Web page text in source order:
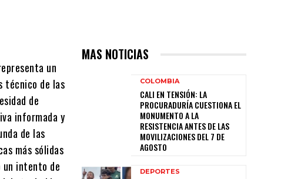
un
técnico de las
de
informada y
de las
más sólidas
un intento de
MAS NOTICIAS
COLOMBIA
CALI EN TENSIÓN: LA
PROCURADURÍA CUESTIONA EL
MONUMENTO A LA
RESISTENCIA ANTES DE LAS
MOVILIZACIONES DEL 7 DE
AGOSTO
DEPORTES